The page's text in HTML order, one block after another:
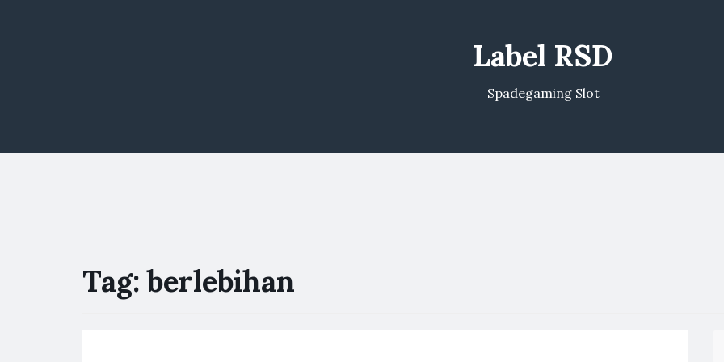
Label RSD
Spadegaming Slot
Tag:berlebihan